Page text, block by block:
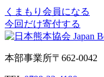
くまもり会員になる
今回だけ寄付する
本部事業所〒662-0042